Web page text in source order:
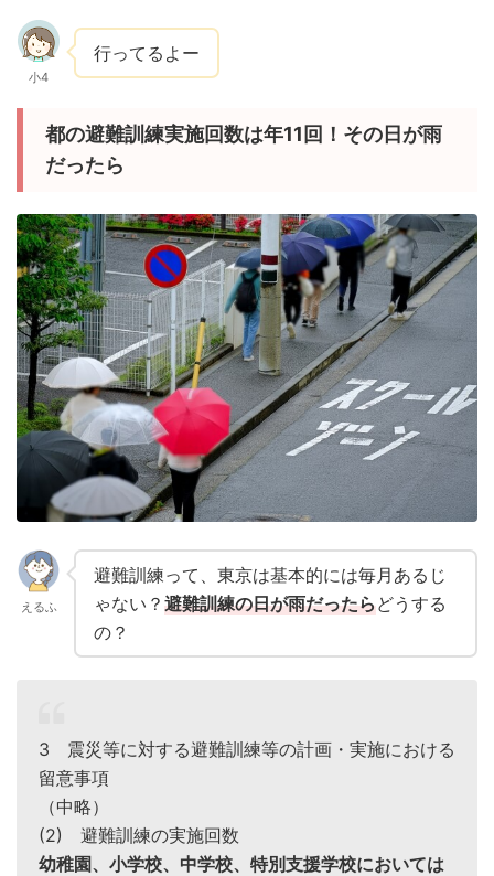
小4
行ってるよー
都の避難訓練実施回数は年11回！その日が雨
だったら
えるふ
避難訓練って、東京は基本的には毎月あるじ
ゃない？ 避難訓練の日が雨だったらどうする
の？
3 震災等に対する避難訓練等の計画・実施における
留意事項
（中略）
(2) 避難訓練の実施回数
幼稚園、小学校、中学校、特別支援学校においては